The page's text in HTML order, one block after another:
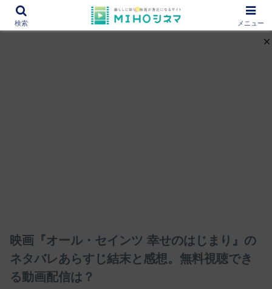
12000作品を紹介！あなたの映画図書館『MIHOシネマ』
映画『オール・セインツ 幸せのはじまり』の
ネタバレあらすじ結末と感想。無料視聴でき
る動画配信は？
検索 メニュー